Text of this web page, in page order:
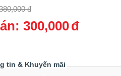
đ
300,000đ
& Khuyến mãi